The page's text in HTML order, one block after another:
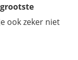
ook zeker niet